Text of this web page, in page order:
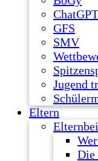
ChatGPT
GFS
SMV
Jugend
Eltern
Die